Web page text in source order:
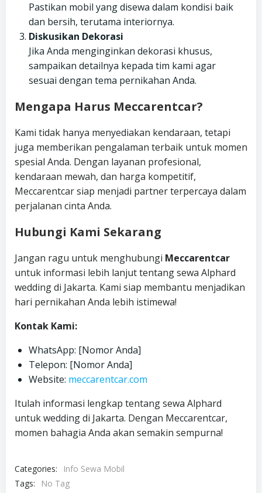
Pastikan mobil yang disewa dalam kondisi baik
dan bersih, terutama interiornya.
Diskusikan Dekorasi
Jika Anda menginginkan dekorasi khusus,
sampaikan detailnya kepada tim kami agar
sesuai dengan tema pernikahan Anda.
Mengapa Harus Meccarentcar?
Kami tidak hanya menyediakan kendaraan, tetapi
juga memberikan pengalaman terbaik untuk momen
spesial Anda. Dengan layanan profesional,
kendaraan mewah, dan harga kompetitif,
Meccarentcar siap menjadi partner terpercaya dalam
perjalanan cinta Anda.
Hubungi Kami Sekarang
Jangan ragu untuk menghubungi Meccarentcar
untuk informasi lebih lanjut tentang sewa Alphard
wedding di Jakarta. Kami siap membantu menjadikan
hari pernikahan Anda lebih istimewa!
Kontak Kami:
WhatsApp: [Nomor Anda]
Telepon: [Nomor Anda]
Website: meccarentcar.com
Itulah informasi lengkap tentang sewa Alphard
untuk wedding di Jakarta. Dengan Meccarentcar,
momen bahagia Anda akan semakin sempurna!
Categories:
Info Sewa Mobil
Tags:
No Tag